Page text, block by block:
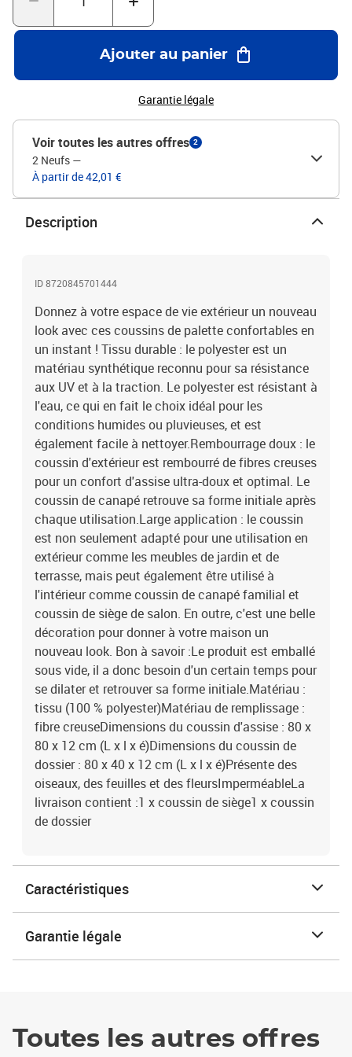
sous vide, il a donc besoin d'un certain temps pour se dilater et
retrouver sa forme initiale.Matériau : tissu (100 %
polyester)Matériau de remplissage : fibre creuseDimensions du
coussin d'assise : 80 x 80 x 12 cm (L x l x é)Dimensions du coussin
de dossier : 80 x 40 x 12 cm (L x l x é)Présente des oiseaux, des
de siège1 x coussin de dossier
Ajouter au panier
Garantie légale
Voir toutes les autres offres 2
2 Neufs —
À partir de 42,01 €
Description
ID 8720845701444
Donnez à votre espace de vie extérieur un nouveau
look avec ces coussins de palette confortables en
un instant ! Tissu durable : le polyester est un
matériau synthétique reconnu pour sa résistance
aux UV et à la traction. Le polyester est résistant à
l'eau, ce qui en fait le choix idéal pour les
conditions humides ou pluvieuses, et est
également facile à nettoyer.Rembourrage doux : le
coussin d'extérieur est rembourré de fibres creuses
pour un confort d'assise ultra-doux et optimal. Le
coussin de canapé retrouve sa forme initiale après
chaque utilisation.Large application : le coussin
est non seulement adapté pour une utilisation en
extérieur comme les meubles de jardin et de
terrasse, mais peut également être utilisé à
l'intérieur comme coussin de canapé familial et
coussin de siège de salon. En outre, c'est une belle
décoration pour donner à votre maison un
nouveau look. Bon à savoir :Le produit est emballé
sous vide, il a donc besoin d'un certain temps pour
se dilater et retrouver sa forme initiale.Matériau :
tissu (100 % polyester)Matériau de remplissage :
fibre creuseDimensions du coussin d'assise : 80 x
80 x 12 cm (L x l x é)Dimensions du coussin de
dossier : 80 x 40 x 12 cm (L x l x é)Présente des
oiseaux, des feuilles et des fleursImperméableLa
livraison contient :1 x coussin de siège1 x coussin
de dossier
Caractéristiques
Garantie légale
Toutes les autres offres